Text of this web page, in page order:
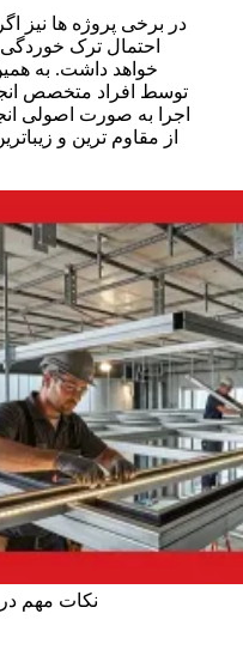
در برخی پروژه ها نیز
احتمال ترک خوردگی
خواهد داشت. به
توسط افراد متخصص
اجرا به صورت اصولی
از مقاوم ترین و
نکات مهم